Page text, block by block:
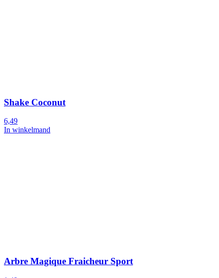
Shake Coconut
6,49
In winkelmand
Arbre Magique Fraicheur Sport